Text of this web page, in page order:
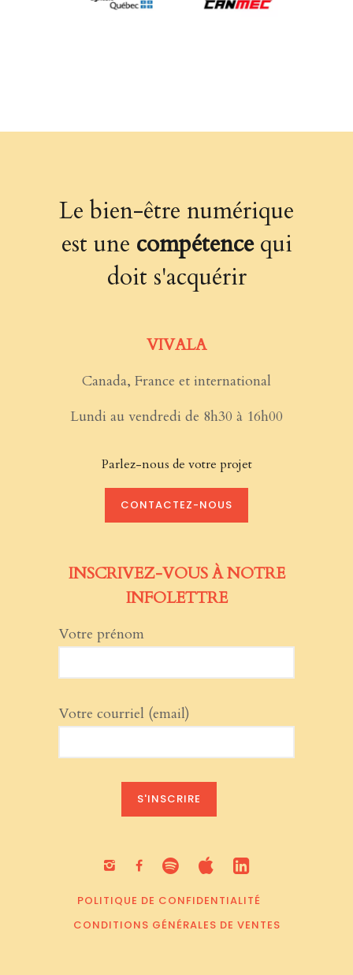
Le bien-être numérique
est une compétencequi
doit s'acquérir
VIVALA
Canada, France et international
Lundi au vendredi de 8h30 à 16h00
Parlez-nous de votre projet
CONTACTEZ-NOUS
INSCRIVEZ-VOUS À NOTRE
INFOLETTRE
Votre prénom
Votre courriel (email)
POLITIQUE DE CONFIDENTIALITÉ
CONDITIONS GÉNÉRALES DE VENTES